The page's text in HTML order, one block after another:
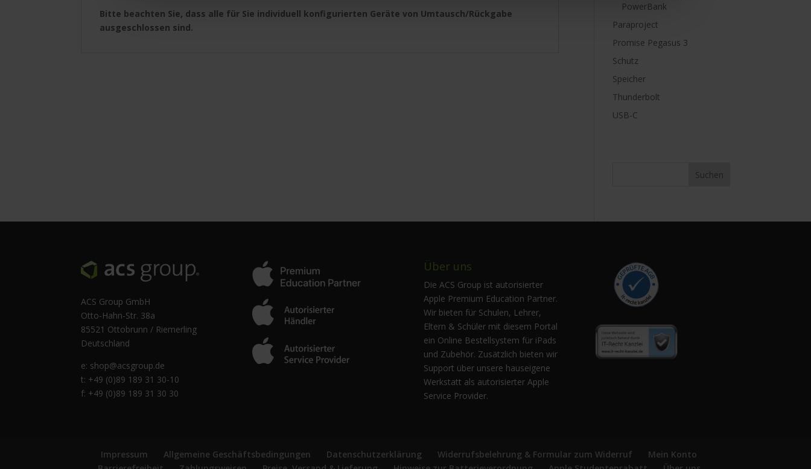
Bitte beachten Sie, dass alle für Sie individuell konfigurierten Geräte von Umtausch/Rückgabe
ausgeschlossen sind.
PowerBank
Paraproject
Promise Pegasus 3
Schutz
Speicher
Thunderbolt
USB-C
ACS Group GmbH
Otto-Hahn-Str. 38a
85521 Ottobrunn / Riemerling
Deutschland
e: shop@acsgroup.de
t: +49 (0)89 189 31 30-10
f: +49 (0)89 189 31 30 30
Über uns
Die ACS Group ist autorisierter
Apple Premium Education Partner.
Wir bieten für Schulen, Lehrer,
Eltern & Schüler mit diesem Portal
ein Online Bestellsystem für iPads
und Zubehör. Zusätzlich bieten wir
Support über unsere hauseigene
Werkstatt als autorisierter Apple
Service Provider.
Impressum Allgemeine Geschäftsbedingungen Datenschutzerklärung Widerrufsbelehrung & Formular zum Widerruf
Mein Konto